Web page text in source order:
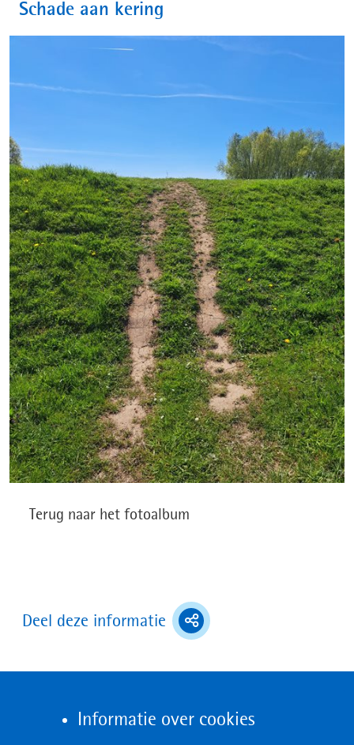
Schade aan kering
Terug naar het fotoalbum
Deel deze informatie (toont
deel
opties)
Informatie over cookies